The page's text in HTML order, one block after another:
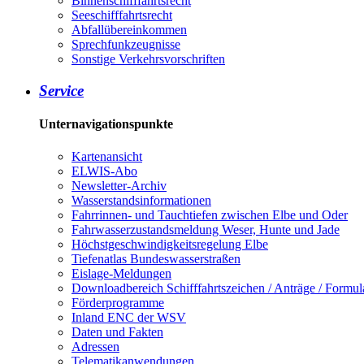
Seeschifffahrtsrecht
Abfallübereinkommen
Sprechfunkzeugnisse
Sonstige Verkehrsvorschriften
Service
Unternavigationspunkte
Kartenansicht
ELWIS-Abo
Newsletter-Archiv
Wasserstandsinformationen
Fahrrinnen- und Tauchtiefen zwischen Elbe und Oder
Fahrwasserzustandsmeldung Weser, Hunte und Jade
Höchstgeschwindigkeitsregelung Elbe
Tiefenatlas Bundeswasserstraßen
Eislage-Meldungen
Downloadbereich Schifffahrtszeichen / Anträge /
Förderprogramme
Inland ENC der WSV
Daten und Fakten
Adressen
Telematikanwendungen